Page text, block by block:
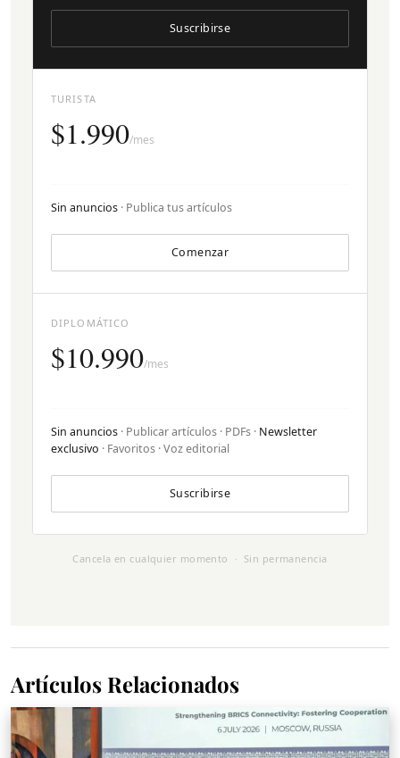
TURISTA
$1.990/mes
Sin anuncios · Publica tus artículos
Comenzar
Suscribirse
DIPLOMÁTICO
$10.990/mes
Sin anuncios · Publicar artículos · PDFs · Newsletter
exclusivo · Favoritos · Voz editorial
Suscribirse
Cancela en cualquier momento · Sin permanencia
Artículos Relacionados